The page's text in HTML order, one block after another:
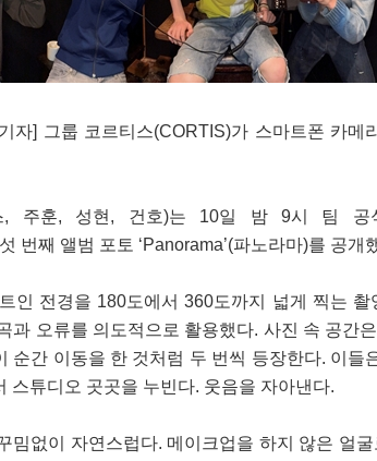
자] 그룹 코르티스(CORTIS)가 스마트폰 카메
스, 주훈, 성현, 건호)는 10일 밤 9시 팀
번째 앨범 포토 ‘Panorama’(파노라마)를 공개
인 전경을 180도에서 360도까지 넓게 찍는
과 오류를 의도적으로 활용했다. 사진 속 공간
순간 이동을 한 것처럼 두 번씩 등장한다. 이들
스튜디오 곳곳을 누빈다. 웃음을 자아낸다.
밈없이 자연스럽다. 메이크업을 하지 않은 얼